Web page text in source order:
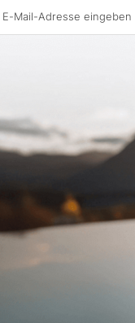
E-Mail-Adresse eingeben